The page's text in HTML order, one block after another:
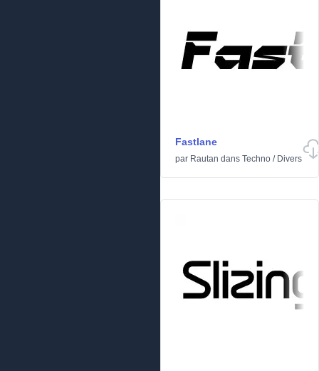
Fastlane
par Rautan dans Techno / Divers